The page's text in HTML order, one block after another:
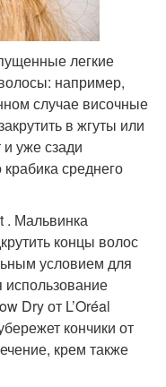
легкие
например,
случае височные
в жгуты или
и уже сзади
среднего
. Мальвинка
концы волос
условием для
использование
Dry от L’Oréal
кончики от
крем также